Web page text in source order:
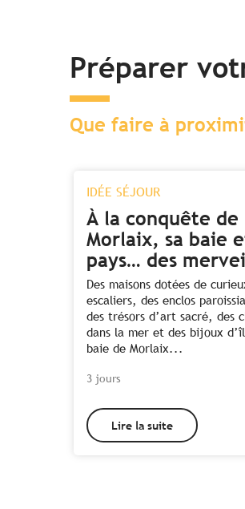
Préparer
Que faire à
3 jours
IDÉE SÉJOUR
À la conquête de
Morlaix, sa baie
pays… des
Des maisons dotées de
escaliers, des enclos
des trésors d’art sacré, des
dans la mer et des bijoux
baie de Morlaix...
Lire la suite